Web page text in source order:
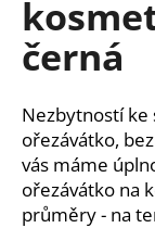
černá
Nezbytností ke
ořezávátko,
vás máme
ořezávátko na
průměry - na
a
j
t
?